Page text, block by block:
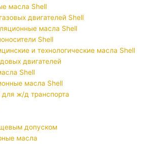
масла Shell
двигателей Shell
масла Shell
Shell
и технологические масла Shell
двигателей
Shell
масла Shell
ж/д транспорта
допуском
масла